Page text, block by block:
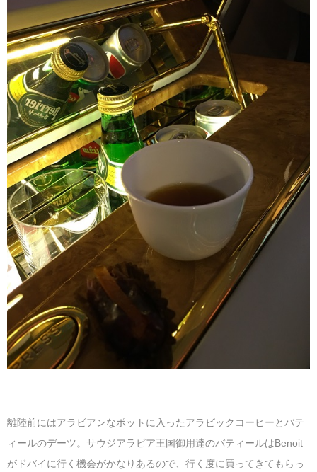
離陸前にはアラビアンなポットに入ったアラビックコーヒーとバテ
ィールのデーツ。サウジアラビア王国御用達のバティールはBenoit
がドバイに行く機会がかなりあるので、行く度に買ってきてもらっ